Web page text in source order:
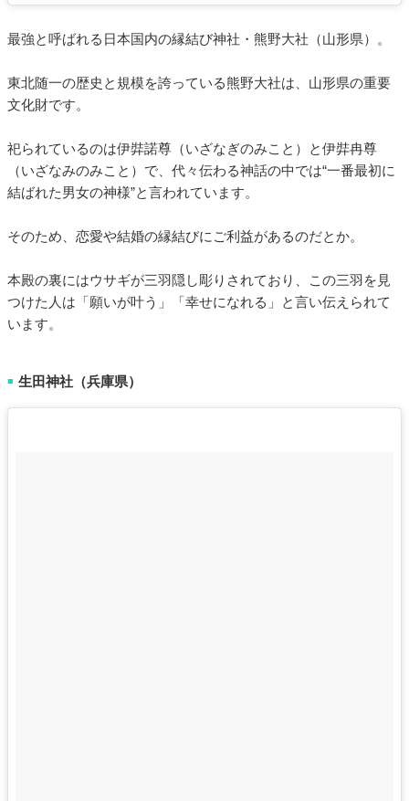
最強と呼ばれる日本国内の縁結び神社・熊野大社（山形県）。
東北随一の歴史と規模を誇っている熊野大社は、山形県の重要
文化財です。
祀られているのは伊弉諾尊（いざなぎのみこと）と伊弉冉尊
（いざなみのみこと）で、代々伝わる神話の中では“一番最初に
結ばれた男女の神様”と言われています。
そのため、恋愛や結婚の縁結びにご利益があるのだとか。
本殿の裏にはウサギが三羽隠し彫りされており、この三羽を見
つけた人は「願いが叶う」「幸せになれる」と言い伝えられて
います。
■ 生田神社（兵庫県）